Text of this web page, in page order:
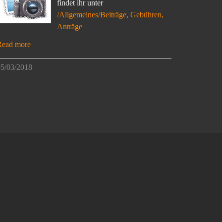
findet ihr unter
/Allgemeines/Beiträge, Gebühren,
Anträge
more
03/2018